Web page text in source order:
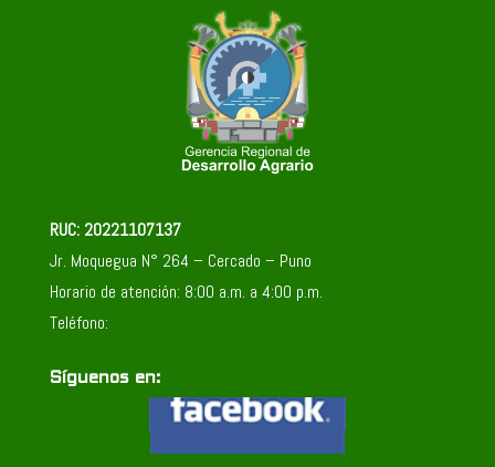
RUC: 20221107137
Jr. Moquegua N° 264 – Cercado – Puno
Horario de atención: 8:00 a.m. a 4:00 p.m.
Teléfono:
Síguenos en: